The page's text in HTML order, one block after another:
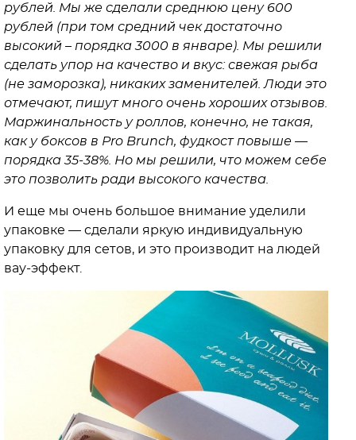
рублей. Мы же сделали среднюю цену 600
рублей (при том средний чек достаточно
высокий – порядка 3000 в январе). Мы решили
сделать упор на качество и вкус: свежая рыба
(не заморозка), никаких заменителей. Люди это
отмечают, пишут много очень хороших отзывов.
Маржинальность у роллов, конечно, не такая,
как у боксов в Pro Brunсh, фудкост повыше —
порядка 35-38%. Но мы решили, что можем себе
это позволить ради высокого качества.
И еще мы очень большое внимание уделили
упаковке — сделали яркую индивидуальную
упаковку для сетов, и это производит на людей
вау-эффект.